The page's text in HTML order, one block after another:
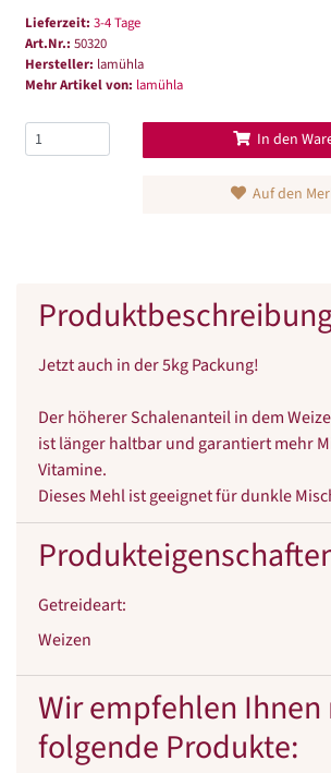
Lieferzeit: 3-4 Tage
Art.Nr.: 50320
Hersteller: lamühla
Mehr Artikel von: lamühla
In den
Auf den
Jetzt auch in der 5kg Packung!
Der höherer Schalenanteil in dem
ist länger haltbar und garantiert mehr
Vitamine.
Dieses Mehl ist geeignet für dunkle
Getreideart:
Weizen
Wir empfehlen Ihnen
folgende Produkte: